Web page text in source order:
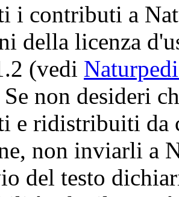
i contributi a
della licenza
(vedi
non desideri
e ridistribuiti da
non inviarli a
del testo